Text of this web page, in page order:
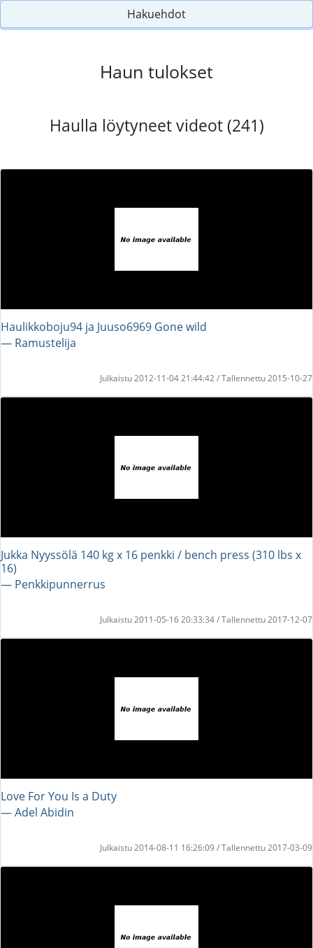
Hakuehdot
Haun tulokset
Haulla löytyneet videot (241)
Haulikkoboju94 ja Juuso6969 Gone wild
― Ramustelija
Julkaistu 2012-11-04 21:44:42 / Tallennettu 2015-10-27
Jukka Nyyssölä 140 kg x 16 penkki / bench press (310 lbs x
16)
― Penkkipunnerrus
Julkaistu 2011-05-16 20:33:34 / Tallennettu 2017-12-07
Love For You Is a Duty
― Adel Abidin
Julkaistu 2014-08-11 16:26:09 / Tallennettu 2017-03-09